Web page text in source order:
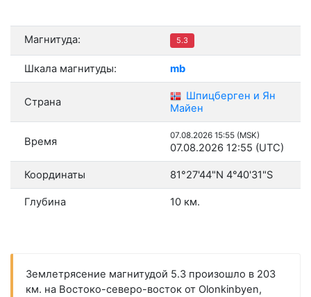
Магнитуда: 5.3
Шкала магнитуды: mb
Страна
Шпицберген и Ян
Майен
Время 07.08.2026 15:55 (MSK)
07.08.2026 12:55 (UTC)
Координаты 81°27'44"N 4°40'31"S
Глубина 10 км.
Землетрясение магнитудой 5.3 произошло в 203
км. на Востоко-северо-восток от Olonkinbyen,